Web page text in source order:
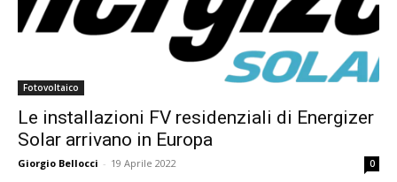
Fotovoltaico
Le installazioni FV residenziali di Energizer
Solar arrivano in Europa
Giorgio Bellocci - 19 Aprile 2022 0